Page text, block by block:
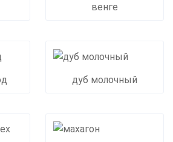
венге
дуб молочный